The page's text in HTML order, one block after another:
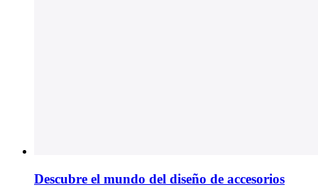
Descubre el mundo del diseño de accesorios